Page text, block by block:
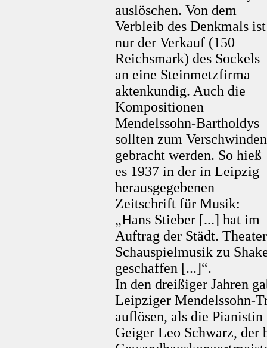
auslöschen. Von dem
Verbleib des Denkmals ist
nur der Verkauf (150
Reichsmark) des Sockels
an eine Steinmetzfirma
aktenkundig. Auch die
Kompositionen
Mendelssohn-Bartholdys
sollten zum Verschwinden
gebracht werden. So hieß
es 1937 in der in Leipzig
herausgegebenen
Zeitschrift für Musik:
„Hans Stieber [...] hat im
Auftrag der Städt.
Schauspielmusik zu
geschaffen [...]“.
In den dreißiger Jahren
Leipziger Mendelssohn-
auflösen, als die
Geiger Leo Schwarz, der